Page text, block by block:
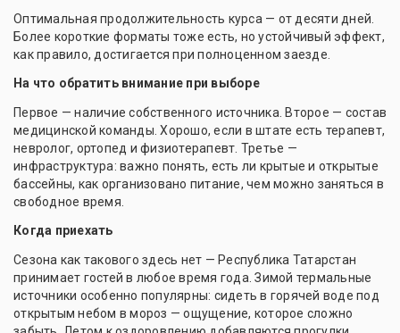
Оптимальная продолжительность курса — от десяти дней.
Более короткие форматы тоже есть, но устойчивый эффект,
как правило, достигается при полноценном заезде.
На что обратить внимание при выборе
Первое — наличие собственного источника. Второе — состав
медицинской команды. Хорошо, если в штате есть терапевт,
невролог, ортопед и физиотерапевт. Третье —
инфраструктура: важно понять, есть ли крытые и открытые
бассейны, как организовано питание, чем можно заняться в
свободное время.
Когда приехать
Сезона как такового здесь нет — Республика Татарстан
принимает гостей в любое время года. Зимой термальные
источники особенно популярны: сидеть в горячей воде под
открытым небом в мороз — ощущение, которое сложно